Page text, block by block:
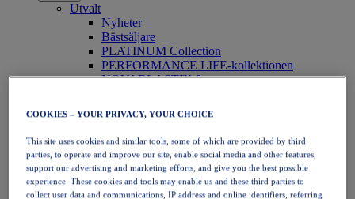
Utvalt
Nyheter
Bästsäljare
PLATINUM Collection
PERFORMANCE LIFE-kollektionen
NOVABLAST™ 6
Löpning
Traillöpning
Tennis
Volleyboll
Handboll
Padel
Nätboll
COOKIES – YOUR PRIVACY, YOUR CHOICE
This site uses cookies and similar tools, some of which are provided by third
parties, to operate and improve our site, enable social media and other features,
support our advertising and marketing efforts, and give you the best possible
experience. These cookies and tools may enable us and these third parties to
collect user data and communications, IP address and online identifiers, referring